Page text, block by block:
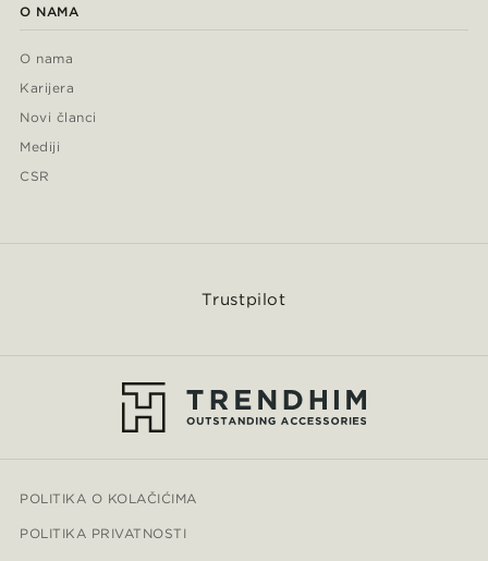
O NAMA
O nama
Karijera
Novi članci
Mediji
CSR
Trustpilot
POLITIKA O KOLAČIĆIMA
POLITIKA PRIVATNOSTI